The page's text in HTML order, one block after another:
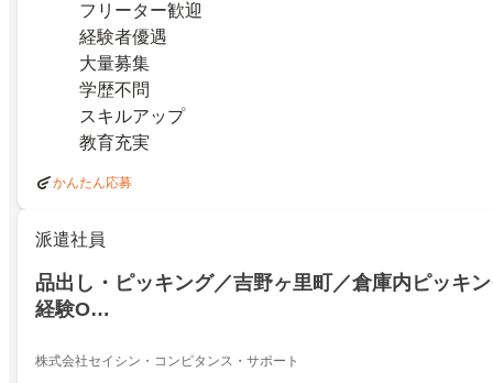
フリーター歓迎
経験者優遇
大量募集
学歴不問
スキルアップ
教育充実
かんたん応募
派遣社員
品出し・ピッキング／吉野ヶ里町／倉庫内ピッキ
経験O…
株式会社セイシン・コンピタンス・サポート